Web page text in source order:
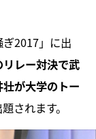
2017」に出
レー対決で武
壮が大学のトー
されます。